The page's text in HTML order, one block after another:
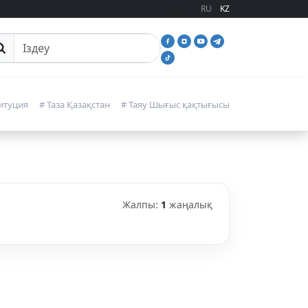
RU KZ
іздеу
# Таза Қазақстан # Таяу Шығыс қақтығысы
Жалпы: 1 жаңалық